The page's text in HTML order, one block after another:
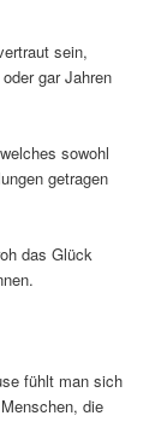
sein,
gar Jahren
sowohl
getragen
das Glück
fühlt man sich
die